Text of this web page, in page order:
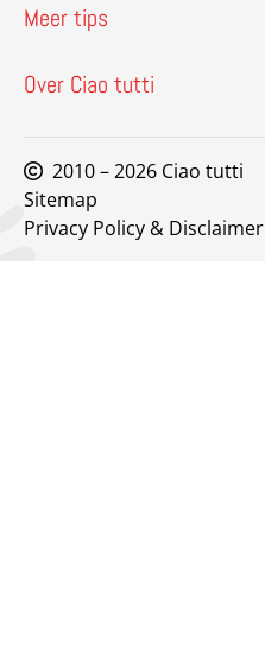
Meer tips
Over Ciao tutti
2010 – 2026 Ciao tutti
Sitemap
Privacy Policy & Disclaimer